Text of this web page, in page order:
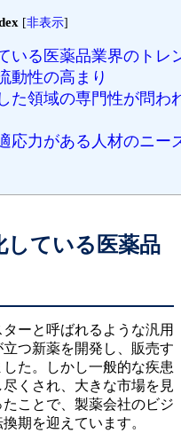
[非表示]
いる医薬品業界のトレ
動性の高まり
た領域の専門性が問わ
応力がある人材のニー
している医薬品
ーと呼ばれるような汎用
つ新薬を開発し、販売す
た。しかし一般的な疾患
くされ、大きな市場を見
ことで、製薬会社のビジ
期を迎えています。